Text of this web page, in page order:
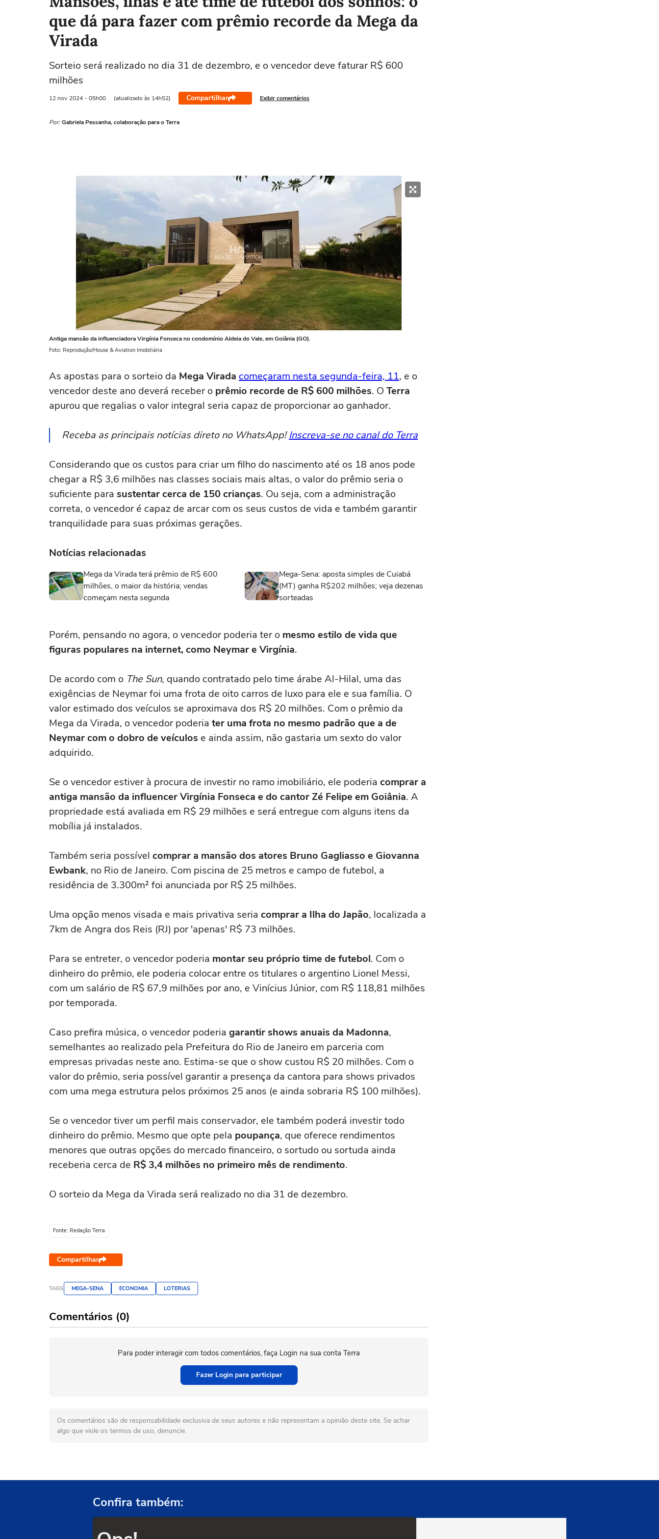
que dá para fazer com prêmio recorde da Mega da
Virada
Sorteio será realizado no dia 31 de dezembro, e o vencedor deve faturar R$ 600
milhões
12 nov 2024 - 05h00 (atualizado às 14h52) Compartilhar Exibir comentários
Por: Gabriela Pessanha, colaboração para o Terra
Antiga mansão da influenciadora Virgínia Fonseca no condomínio Aldeia do Vale, em Goiânia (GO).
Foto: Reprodução/House & Aviation Imobiliária
As apostas para o sorteio da Mega Virada começaram nesta segunda-feira, 11, e o
vencedor deste ano deverá receber o prêmio recorde de R$ 600 milhões. O Terra
apurou que regalias o valor integral seria capaz de proporcionar ao ganhador.
Receba as principais notícias direto no WhatsApp!Inscreva-se no canal do Terra
Considerando que os custos para criar um filho do nascimento até os 18 anos pode
chegar a R$ 3,6 milhões nas classes sociais mais altas, o valor do prêmio seria o
suficiente para sustentar cerca de 150 crianças. Ou seja, com a administração
correta, o vencedor é capaz de arcar com os seus custos de vida e também garantir
tranquilidade para suas próximas gerações.
Notícias relacionadas
Mega da Virada terá prêmio de R$ 600
milhões, o maior da história; vendas
começam nesta segunda
Mega-Sena: aposta simples de Cuiabá
(MT) ganha R$202 milhões; veja dezenas
sorteadas
Porém, pensando no agora, o vencedor poderia ter o mesmo estilo de vida que
figuras populares na internet, como Neymar e Virgínia.
De acordo com o The Sun, quando contratado pelo time árabe Al-Hilal, uma das
exigências de Neymar foi uma frota de oito carros de luxo para ele e sua família. O
valor estimado dos veículos se aproximava dos R$ 20 milhões. Com o prêmio da
Mega da Virada, o vencedor poderia ter uma frota no mesmo padrão que a de
Neymar com o dobro de veículos e ainda assim, não gastaria um sexto do valor
adquirido.
Se o vencedor estiver à procura de investir no ramo imobiliário, ele poderia comprar a
antiga mansão da influencer Virgínia Fonseca e do cantor Zé Felipe em Goiânia. A
propriedade está avaliada em R$ 29 milhões e será entregue com alguns itens da
mobília já instalados.
Também seria possível comprar a mansão dos atores Bruno Gagliasso e Giovanna
Ewbank, no Rio de Janeiro. Com piscina de 25 metros e campo de futebol, a
residência de 3.300m² foi anunciada por R$ 25 milhões.
Uma opção menos visada e mais privativa seria comprar a Ilha do Japão, localizada a
7km de Angra dos Reis (RJ) por 'apenas' R$ 73 milhões.
Para se entreter, o vencedor poderia montar seu próprio time de futebol. Com o
dinheiro do prêmio, ele poderia colocar entre os titulares o argentino Lionel Messi,
com um salário de R$ 67,9 milhões por ano, e Vinícius Júnior, com R$ 118,81 milhões
por temporada.
Caso prefira música, o vencedor poderia garantir shows anuais da Madonna,
semelhantes ao realizado pela Prefeitura do Rio de Janeiro em parceria com
empresas privadas neste ano. Estima-se que o show custou R$ 20 milhões. Com o
valor do prêmio, seria possível garantir a presença da cantora para shows privados
com uma mega estrutura pelos próximos 25 anos (e ainda sobraria R$ 100 milhões).
Se o vencedor tiver um perfil mais conservador, ele também poderá investir todo
dinheiro do prêmio. Mesmo que opte pela poupança, que oferece rendimentos
menores que outras opções do mercado financeiro, o sortudo ou sortuda ainda
receberia cerca de R$ 3,4 milhões no primeiro mês de rendimento.
O sorteio da Mega da Virada será realizado no dia 31 de dezembro.
Fonte: Redação Terra
Compartilhar
TAGS MEGA-SENA ECONOMIA LOTERIAS
Comentários (0)
Para poder interagir com todos comentários, faça Login na sua conta Terra
Fazer Login para participar
Os comentários são de responsabilidade exclusiva de seus autores e não representam a opinião deste site. Se achar
algo que viole os termos de uso, denuncie.
Confira também: